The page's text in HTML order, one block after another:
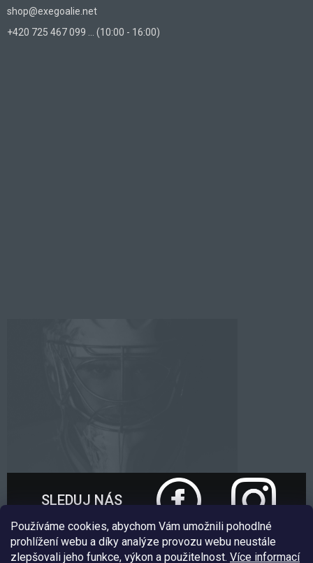
Používáme cookies, abychom Vám umožnili pohodlné
prohlížení webu a díky analýze provozu webu neustále
zlepšovali jeho funkce, výkon a použitelnost. Více informací
shop@exegoalie.net
+420 725 467 099 ... (10:00 - 16:00)
SLEDUJ NÁS